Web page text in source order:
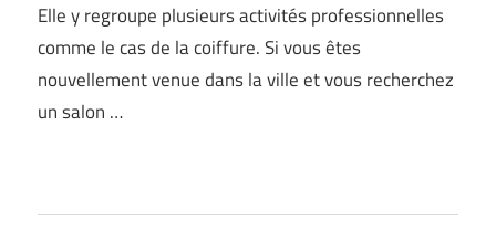
Elle y regroupe plusieurs activités professionnelles
comme le cas de la coiffure. Si vous êtes
nouvellement venue dans la ville et vous recherchez
un salon …